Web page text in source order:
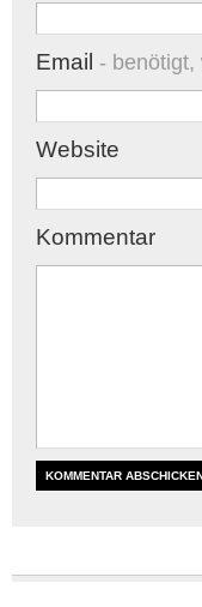
Email - benötigt,
Website
Kommentar